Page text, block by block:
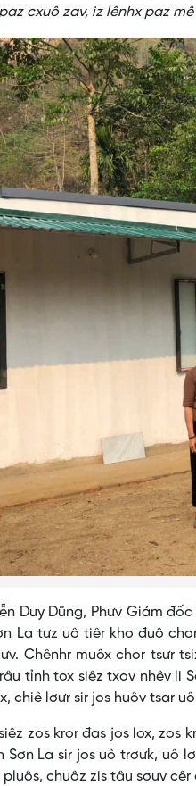
cxuô zav, iz lênhx paz
Dũng, Phưv Giám đốc
La tưz uô tiêr kho đuô
Chênhr muôx chor tsưr
tỉnh tox siêz txov nhêv li
chiê lơưr sir jos huôv tsar uô
kror đas jos lox, zos
La sir jos uô trơưk, uô
pluôs, chuôz zis tâu sơưv